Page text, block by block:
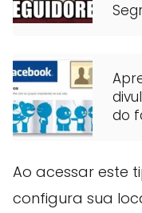
do
Ao acessar este
configura sua